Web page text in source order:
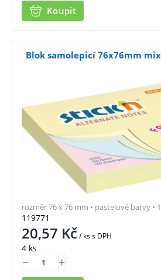
Koupit
Blok samolepicí 76x76mm
119771
20,57 Kč/ kss DPH
4 ks
rozměr 76 x 76 mm • pastelové barvy •